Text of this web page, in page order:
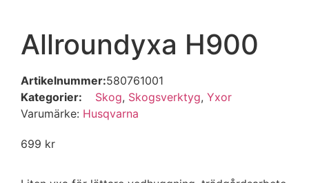
Allroundyxa H900
Artikelnummer:580761001
Kategorier:
Skog, Skogsverktyg, Yxor
Varumärke: Husqvarna
699 kr